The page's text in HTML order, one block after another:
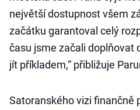
největší dostupnost všem
začátku garantoval celý
času jsme začali doplňovat
jít příkladem,“ přibližuje
Satoranského vizi finančně